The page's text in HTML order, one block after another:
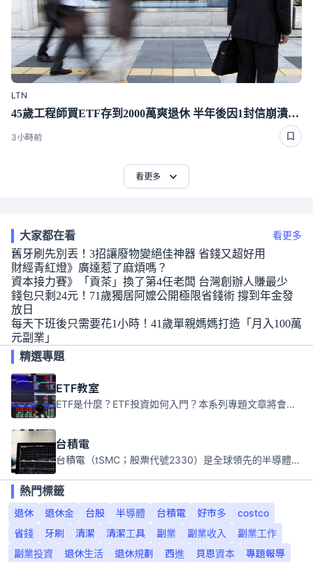
LTN
45歲工程師買ETF存到2000萬爽退休 半年後因1封信崩潰重回職場
3小時前
看更多
大家都在看 看更多
舊牙刷先別丟！3招讓廢物變絕佳神器 省錢又超好用
財經青紅燈》廣達惹了麻煩嗎？
資本接力賽》「貢茶」換了第4任老闆 台灣創辦人賺最少
錢包只剩24元！71歲獨居阿嬤公開極限省錢術 撐到年金發
放日
每天下班後只需要花1小時！41歲單親媽媽打造「月入100萬
元副業」
精選專題
ETF教室
ETF是什麼？ETF投資如何入門？本系列專題文章將會告訴你新手必須知道的ETF基礎知識。
台積電
台積電（tSMC；股票代號2330）是全球領先的半導體代工公司，成立於1987年，總部位於台灣新竹。且已於美國、日本、德國及中國設廠，台積電是全球首家專業積體電路製造服務公司，也是全球最先進和最大規模的半導體代工廠。
熱門標籤
退休
退休金 台股 半導體 台積電 好市多
costco
省錢
牙刷 清潔 清潔工具 副業 副業收入
副業工作
副業投資
退休生活 退休規劃 西進 貝恩資本 專題報導